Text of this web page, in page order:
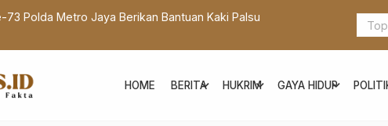
73 Polda Metro Jaya Berikan Bantuan Kaki Palsu
Percepat
Ahli
HOME BERITA
expand_more HUKRIM
expand_more GAYA HIDUP
expand_more